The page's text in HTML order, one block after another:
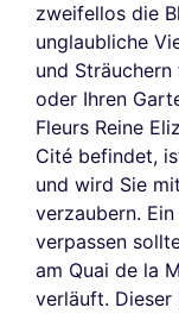
zweifellos die
unglaubliche
und
oder Ihren
Fleurs Reine
Cité befindet,
und wird Sie
verzaubern.
verpassen
am Quai de la
verläuft.